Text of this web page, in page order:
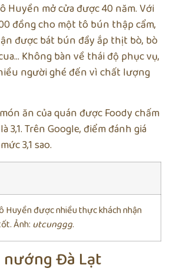
Huyền mở cửa được 40 năm. Với
đồng cho một tô bún thập cẩm,
được bát bún đầy ắp thịt bò, bò
Không bàn về thái độ phục vụ,
người ghé đến vì chất lượng
ăn của quán được Foody chấm
3,1. Trên Google, điểm đánh giá
3,1 sao.
Huyền được nhiều thực khách nhận
Ảnh: utcunggg.
Đà Lạt